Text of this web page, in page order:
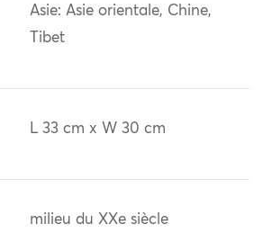
Asie: Asie orientale, Chine,
Tibet
L 33 cm x W 30 cm
milieu du XXe siècle